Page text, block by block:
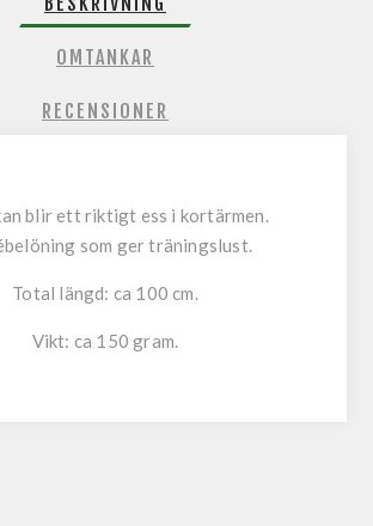
OMTANKAR
RECENSIONER
blir ett riktigt ess i kortärmen.
som ger träningslust.
Total längd: ca 100 cm.
Vikt: ca 150 gram.